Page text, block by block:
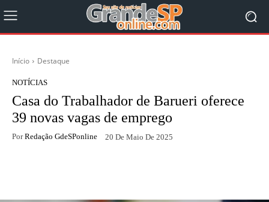
Início Destaque
NOTÍCIAS
Casa do Trabalhador de Barueri oferece
39 novas vagas de emprego
Por Redação GdeSPonline 20 De Maio De 2025